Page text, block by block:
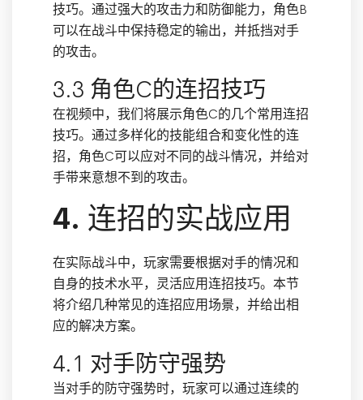
技巧。通过强大的攻击力和防御能力，角色B
可以在战斗中保持稳定的输出，并抵挡对手
的攻击。
3.3 角色C的连招技巧
在视频中，我们将展示角色C的几个常用连招
技巧。通过多样化的技能组合和变化性的连
招，角色C可以应对不同的战斗情况，并给对
手带来意想不到的攻击。
4. 连招的实战应用
在实际战斗中，玩家需要根据对手的情况和
自身的技术水平，灵活应用连招技巧。本节
将介绍几种常见的连招应用场景，并给出相
应的解决方案。
4.1 对手防守强势
当对手的防守强势时，玩家可以通过连续的